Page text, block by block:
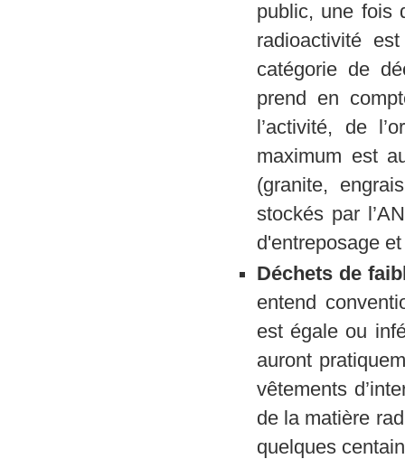
public, une fois
radioactivité
catégorie de
prend en
l’activité, de
maximum est
(granite,
stockés par
d'entreposage
Déchets de
entend
est égale ou
auront
vêtements
de la matière
quelques